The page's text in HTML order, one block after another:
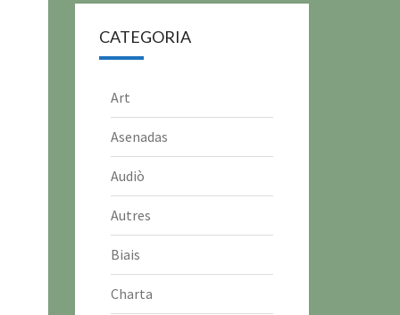
CATEGORIA
Art
Asenadas
Audiò
Autres
Biais
Charta